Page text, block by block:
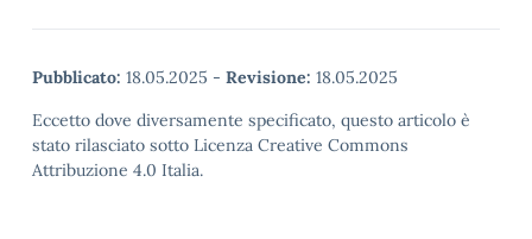
Pubblicato: 18.05.2025 - Revisione: 18.05.2025
Eccetto dove diversamente specificato, questo articolo è
stato rilasciato sotto Licenza Creative Commons
Attribuzione 4.0 Italia.